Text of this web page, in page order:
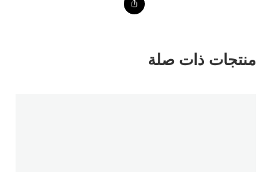
منتجات ذات صلة